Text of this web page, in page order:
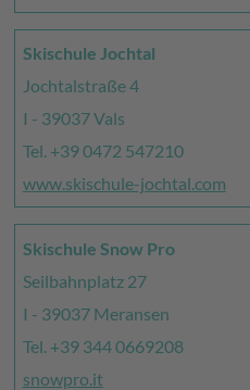
Skischule Jochtal
Jochtalstraße 4
I - 39037 Vals
Tel. +39 0472 547210
www.skischule-jochtal.com
Skischule Snow Pro
Seilbahnplatz 27
I - 39037 Meransen
Tel. +39 344 0669208
snowpro.it